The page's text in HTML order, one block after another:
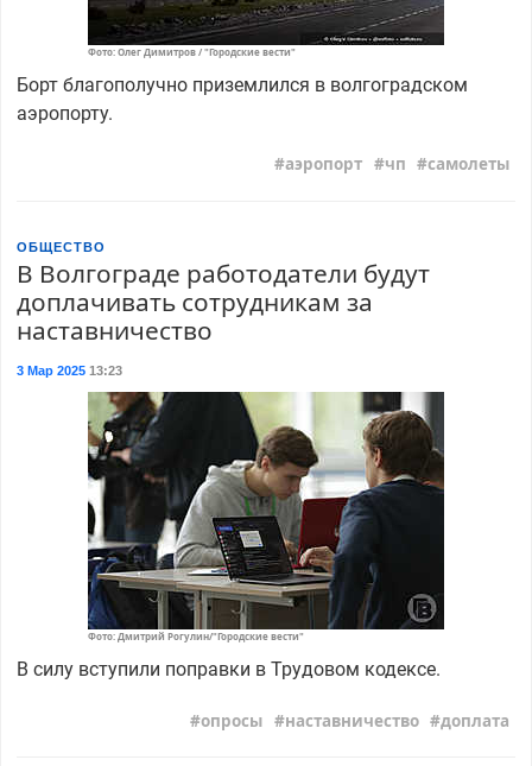
Фото: Олег Димитров / "Городские вести"
Борт благополучно приземлился в волгоградском
аэропорту.
аэропорт чп самолеты
ОБЩЕСТВО
В Волгограде работодатели будут
доплачивать сотрудникам за
наставничество
3 Мар 202513:23
Фото: Дмитрий Рогулин/"Городские вести"
В силу вступили поправки в Трудовом кодексе.
опросы наставничество доплата